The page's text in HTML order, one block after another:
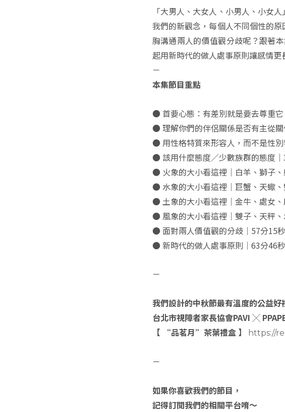
「大男人、大女人、小男人、小女
我們的新觀念，每個人不同個性的
胸溝通兩人的價值觀分歧呢？跟著
起用新時代的做人處事原則讓感情更
－
本集節目重點
● 首要心態：有差別就是要去尊重
● 理解你們的伴侶關係是否有主從
● 用性格特質來形容人，而不是性
● 該用什麼態度／少數族群的態度
● 火象的大小看這裡｜白羊、獅子
● 水象的大小看這裡｜巨蟹、天蠍
● 土象的大小看這裡｜金牛、處女
● 風象的大小看這裡｜雙子、天秤
● 面對兩人價值觀的分歧｜57分15秒
● 新時代的做人處事原則｜63分46秒
－
我們設計的中秋節最有溫度的公益好
台北市視障者家長協會PAVI ╳
【 “品茗月”茶葉禮盒 】
https://
－
如果你喜歡我們的節目，
記得訂閱我們的相關平台唷～